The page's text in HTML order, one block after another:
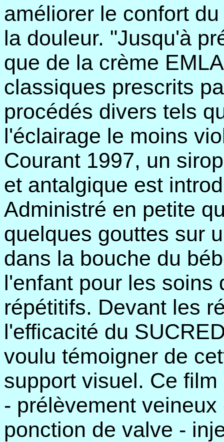
améliorer le confort
la douleur. "Jusqu'à
que de la crème
classiques prescrits
procédés divers tels
l'éclairage le moins
Courant 1997, un
et antalgique est
Administré en petite
quelques gouttes sur
dans la bouche du
l'enfant pour les soins
répétitifs. Devant les
l'efficacité du
voulu témoigner de
support visuel. Ce
- prélèvement
ponction de valve -